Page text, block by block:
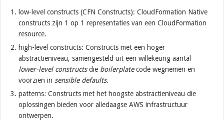
low-level constructs (CFN Constructs): CloudFormation Native
constructs zijn 1 op 1 representaties van een CloudFormation
resource.
high-level constructs: Constructs met een hoger
abstractieniveau, samengesteld uit een willekeurig aantal
lower-level constructsdie boilerplatecode wegnemen en
voorzien in sensible defaults.
patterns:Constructs met het hoogste abstractieniveau die
oplossingen bieden voor alledaagse AWS infrastructuur
ontwerpen.